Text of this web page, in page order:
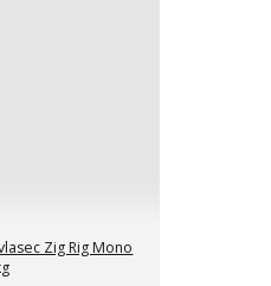
Zig Rig Mono